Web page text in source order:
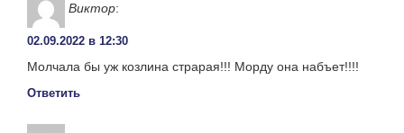
Виктор:
02.09.2022 в 12:30
Молчала бы уж козлина страрая!!! Морду она набъет!!!!
Ответить